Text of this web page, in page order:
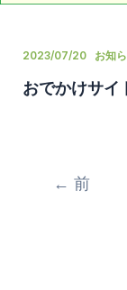
2023/07/20 お知
おでかけサイ
← 前